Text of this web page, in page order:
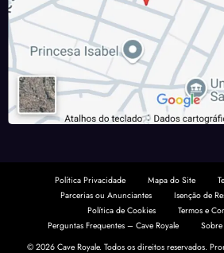
Política Privacidade Mapa do Site
Parcerias ou Anunciantes
Isenção de
Política de Cookies
Termos e
Perguntas Frequentes – Cave Royale
© 2026 Cave Royale. Todos os direitos reservados.